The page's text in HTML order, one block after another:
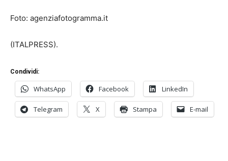
Foto: agenziafotogramma.it
(ITALPRESS).
Condividi:
WhatsApp Facebook LinkedIn
Telegram X Stampa E-mail